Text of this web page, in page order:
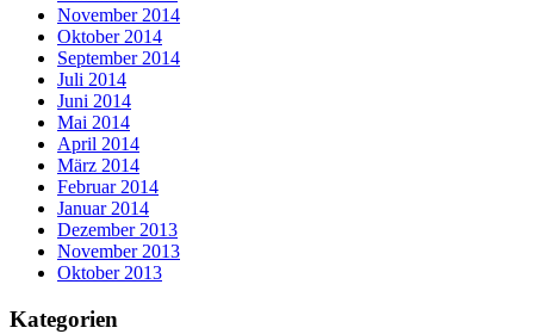
November 2014
Oktober 2014
September 2014
Juli 2014
Juni 2014
Mai 2014
April 2014
März 2014
Februar 2014
Januar 2014
Dezember 2013
November 2013
Oktober 2013
Kategorien